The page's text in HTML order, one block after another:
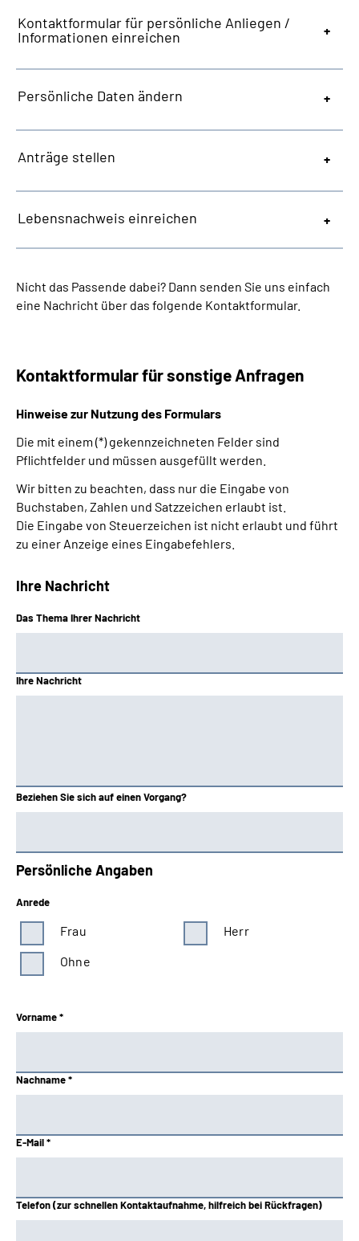
Kontaktformular für persönliche Anliegen /
Informationen einreichen
Persönliche Daten ändern
Anträge stellen
Lebensnachweis einreichen
Nicht das Passende dabei? Dann senden Sie uns einfach
eine Nachricht über das folgende Kontaktformular.
Kontaktformular für sonstige Anfragen
Hinweise zur Nutzung des Formulars
Die mit einem (*) gekennzeichneten Felder sind
Pflichtfelder und müssen ausgefüllt werden.
Wir bitten zu beachten, dass nur die Eingabe von
Buchstaben, Zahlen und Satzzeichen erlaubt ist.
Die Eingabe von Steuerzeichen ist nicht erlaubt und führt
zu einer Anzeige eines Eingabefehlers.
Ihre Nachricht
Das Thema Ihrer Nachricht
Ihre Nachricht
Beziehen Sie sich auf einen Vorgang?
Persönliche Angaben
Anrede
Frau
Herr
Ohne
Vorname *
Nachname *
E-Mail *
Telefon (zur schnellen Kontaktaufnahme, hilfreich bei Rückfragen)